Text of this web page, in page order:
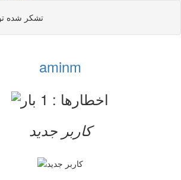
تشکر شده
aminm
کاربر جدید